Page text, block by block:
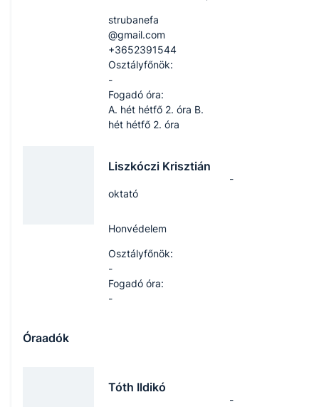
strubanefa​
@gmail.com
+3652391544
Osztályfőnök:
-
Fogadó óra:
A. hét hétfő 2. óra B.
hét hétfő 2. óra
Liszkóczi Krisztián
oktató
Honvédelem
-
Osztályfőnök:
-
Fogadó óra:
-
Óraadók
Tóth Ildikó
-